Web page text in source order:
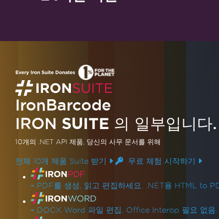
IronBarcode
IRON SUITE 의 일부입니다.
10개의 .NET API 제품, 당신의 사무 문서를 위해
전체 10개 제품 Suite 받기 무료 체험 시작하기
제품 링크
- PDF를 생성, 읽고 편집하세요. .NET용 HTML to
- DOCX Word 파일 편집. Office Interop 필요 없음.